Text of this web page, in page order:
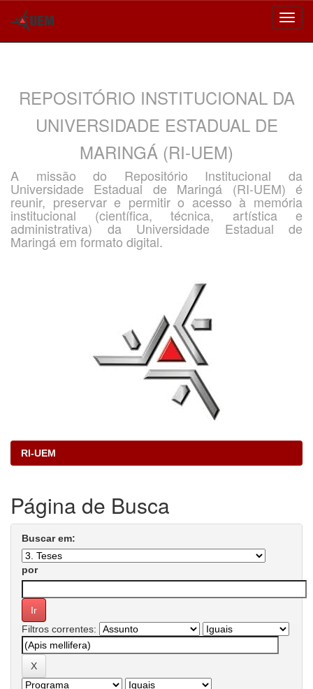
REPOSITÓRIO INSTITUCIONAL DA
UNIVERSIDADE ESTADUAL DE
MARINGÁ (RI-UEM)
A missão do Repositório Institucional da
Universidade Estadual de Maringá (RI-UEM) é
reunir, preservar e permitir o acesso à memória
institucional (científica, técnica, artística e
administrativa) da Universidade Estadual de
Maringá em formato digital.
RI-UEM
Página de Busca
Buscar em:
por
Filtros correntes: